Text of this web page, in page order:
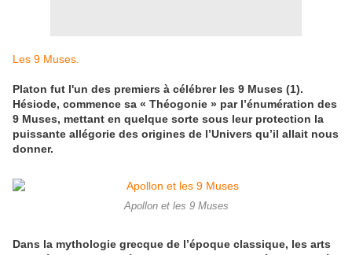
Les 9 Muses.
Platon fut l'un des premiers à célébrer les 9 Muses (1).
Hésiode, commence sa « Théogonie » par l’énumération des
9 Muses, mettant en quelque sorte sous leur protection la
puissante allégorie des origines de l’Univers qu’il allait nous
donner.
Apollon et les 9 Muses
Dans la mythologie grecque de l’époque classique, les arts